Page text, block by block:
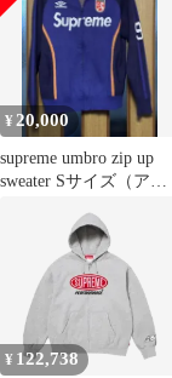
¥ 20,000
supreme umbro zip up
sweater Sサイズ（アジ
¥ 122,738